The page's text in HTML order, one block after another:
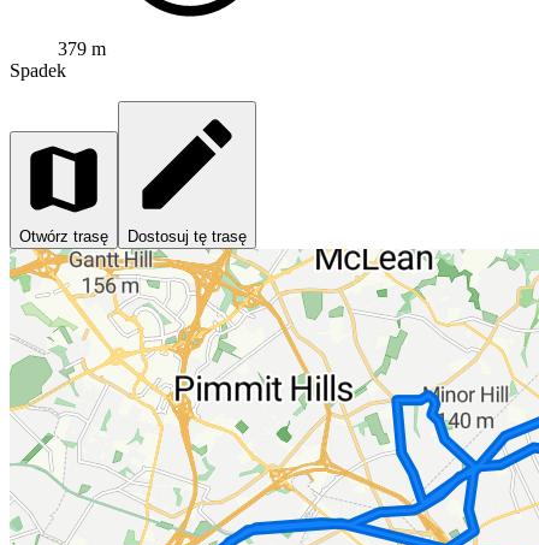
379 m
Spadek
Otwórz trasę Dostosuj tę trasę